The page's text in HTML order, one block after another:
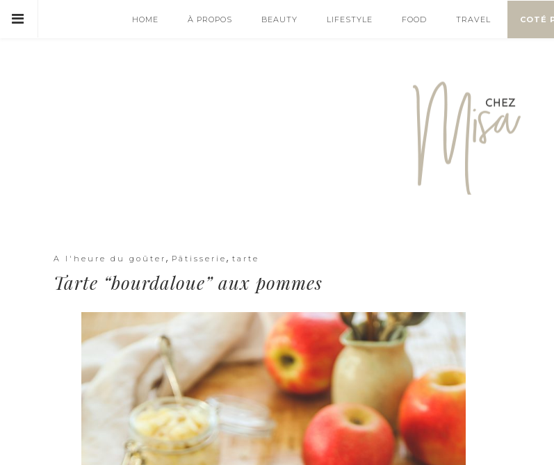
HOME À PROPOS BEAUTY LIFESTYLE FOOD TRAVEL COTÉ
A l'heure du goûter , Pâtisserie , tarte
Tarte “bourdaloue” aux pommes